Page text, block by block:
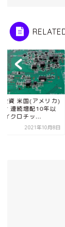
投資 米国(アメリカ)
介 連続増配10年以
イクロチッ...
2021年10月8日